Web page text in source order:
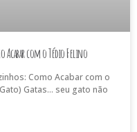
Acabar com o Tédio Felino
Como Acabar com o
Gatas… seu gato não